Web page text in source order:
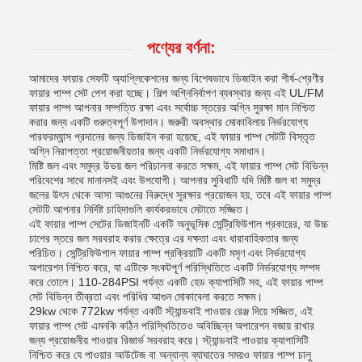
পণ্যের বর্ণনা:
আমাদের ফায়ার সেফটি অ্যাপ্লিকেশনের জন্য বিশেষভাবে ডিজাইন করা শীর্ষ-শ্রেণীর
ফায়ার পাম্প সেট পেশ করা হচ্ছে। শিল্প অগ্নিনির্বাপণ ব্যবস্থার জন্য এই UL/FM
ফায়ার পাম্প আপনার সম্পত্তি রক্ষা এবং সর্বোচ্চ স্তরের অগ্নি সুরক্ষা মান নিশ্চিত
করার জন্য একটি গুরুত্বপূর্ণ উপাদান। জরুরী অবস্থার মোকাবিলায় নির্ভরযোগ্য
পারফরম্যান্স প্রদানের জন্য ডিজাইন করা হয়েছে, এই ফায়ার পাম্প সেটটি বিস্তৃত
অগ্নি নিরাপত্তা প্রয়োজনীয়তার জন্য একটি নির্ভরযোগ্য সমাধান।
মিষ্টি জল এবং সমুদ্র উভয় জল পরিচালনা করতে সক্ষম, এই ফায়ার পাম্প সেট বিভিন্ন
পরিবেশের সাথে মানানসই এবং উপযোগী। আপনার সুবিধাটি যদি মিষ্টি জল বা সমুদ্র
জলের উৎস থেকে আসা আগুনের বিরুদ্ধে সুরক্ষার প্রয়োজন হয়, তবে এই ফায়ার পাম্প
সেটটি আপনার নির্দিষ্ট চাহিদাগুলি কার্যকরভাবে মেটাতে সজ্জিত।
এই ফায়ার পাম্প সেটের ডিজাইনটি একটি অনুভূমিক সেন্ট্রিফিউগাল প্রকারের, যা উচ্চ
চাপের স্তরে জল সরবরাহ করার ক্ষেত্রে এর দক্ষতা এবং ধারাবাহিকতার জন্য
পরিচিত। সেন্ট্রিফিউগাল ফায়ার পাম্প প্রক্রিয়াটি একটি মসৃণ এবং নির্ভরযোগ্য
অপারেশন নিশ্চিত করে, যা এটিকে সংকটপূর্ণ পরিস্থিতিতে একটি নির্ভরযোগ্য সম্পদ
করে তোলে। 110-284PSI পর্যন্ত একটি হেড ক্যাপাসিটি সহ, এই ফায়ার পাম্প
সেট বিভিন্ন তীব্রতা এবং পরিধির আগুন মোকাবেলা করতে সক্ষম।
29kw থেকে 772kw পর্যন্ত একটি স্ট্যান্ডবাই পাওয়ার রেঞ্জ দিয়ে সজ্জিত, এই
ফায়ার পাম্প সেট এমনকি কঠিন পরিস্থিতিতেও অবিচ্ছিন্ন অপারেশন বজায় রাখার
জন্য প্রয়োজনীয় পাওয়ার রিজার্ভ সরবরাহ করে। স্ট্যান্ডবাই পাওয়ার ক্যাপাসিটি
নিশ্চিত করে যে পাওয়ার আউটেজ বা অন্যান্য ব্যাঘাতের সময়ও ফায়ার পাম্প চালু